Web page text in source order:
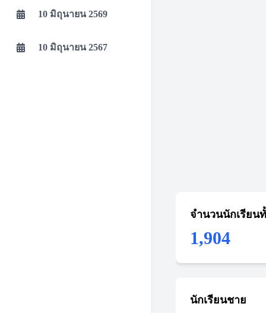
จำนวนนักเรียน
1,904
นักเรียนชาย
10 มิถุนายน 2569
10 มิถุนายน 2567